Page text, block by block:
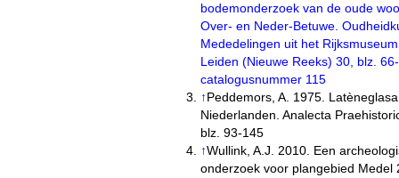
bodemonderzoek van de oude
Over- en Neder-Betuwe.
Mededelingen uit het
Leiden (Nieuwe Reeks) 30, blz.
catalogusnummer 115
↑Peddemors, A. 1975.
Niederlanden. Analecta
blz. 93-145
↑Wullink, A.J. 2010. Een
onderzoek voor plangebied Medel